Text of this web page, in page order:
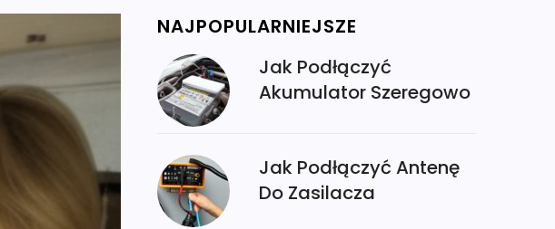
NAJPOPULARNIEJSZE
Jak Podłączyć
Akumulator Szeregowo
Jak Podłączyć Antenę
Do Zasilacza